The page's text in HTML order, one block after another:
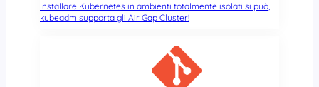
Installare Kubernetes in ambienti totalmente isolati si può,
kubeadm supporta gli Air Gap Cluster!